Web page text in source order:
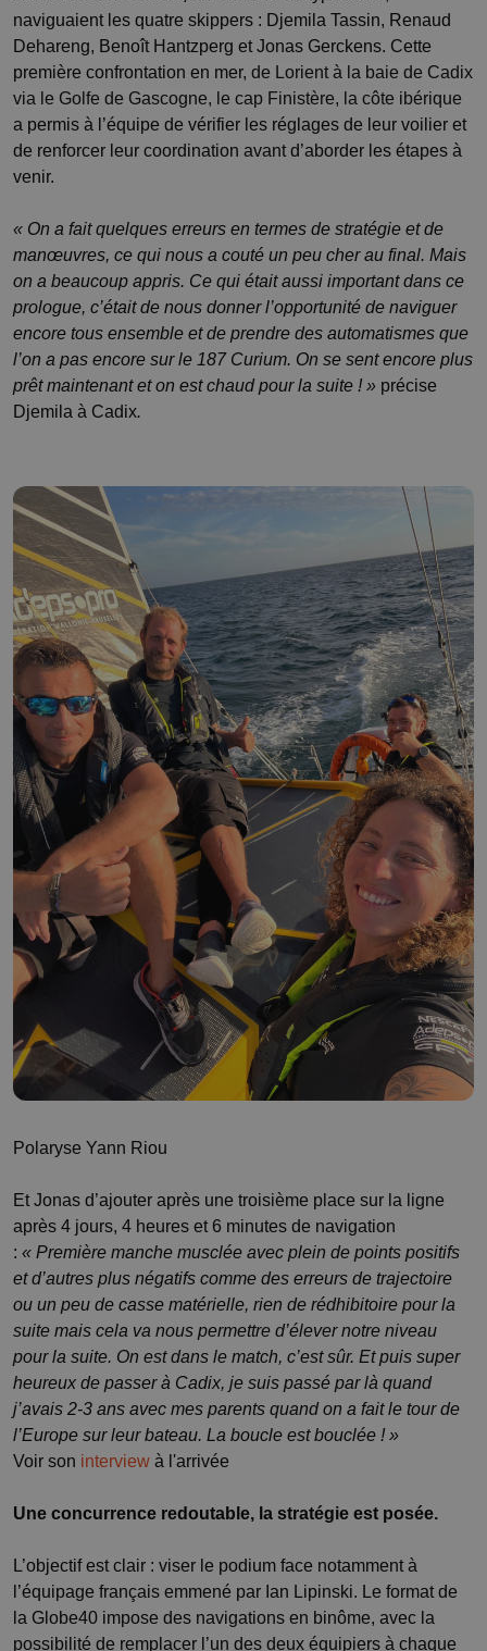
naviguaient les quatre skippers : Djemila Tassin, Renaud
Dehareng, Benoît Hantzperg et Jonas Gerckens. Cette
première confrontation en mer, de Lorient à la baie de Cadix
via le Golfe de Gascogne, le cap Finistère, la côte ibérique
a permis à l’équipe de vérifier les réglages de leur voilier et
de renforcer leur coordination avant d’aborder les étapes à
venir.
« On a fait quelques erreurs en termes de stratégie et de
manœuvres, ce qui nous a couté un peu cher au final. Mais
on a beaucoup appris. Ce qui était aussi important dans ce
prologue, c’était de nous donner l’opportunité de naviguer
encore tous ensemble et de prendre des automatismes que
l’on a pas encore sur le 187 Curium. On se sent encore plus
prêt maintenant et on est chaud pour la suite ! » précise
Djemila à Cadix.
Polaryse Yann Riou
Et Jonas d’ajouter après une troisième place sur la ligne
après 4 jours, 4 heures et 6 minutes de navigation
: « Première manche musclée avec plein de points positifs
et d’autres plus négatifs comme des erreurs de trajectoire
ou un peu de casse matérielle, rien de rédhibitoire pour la
suite mais cela va nous permettre d’élever notre niveau
pour la suite. On est dans le match, c’est sûr. Et puis super
heureux de passer à Cadix, je suis passé par là quand
j’avais 2-3 ans avec mes parents quand on a fait le tour de
l’Europe sur leur bateau. La boucle est bouclée ! »
Voir son interview à l'arrivée
Une concurrence redoutable, la stratégie est posée.
L’objectif est clair : viser le podium face notamment à
l’équipage français emmené par Ian Lipinski. Le format de
la Globe40 impose des navigations en binôme, avec la
possibilité de remplacer l’un des deux équipiers à chaque